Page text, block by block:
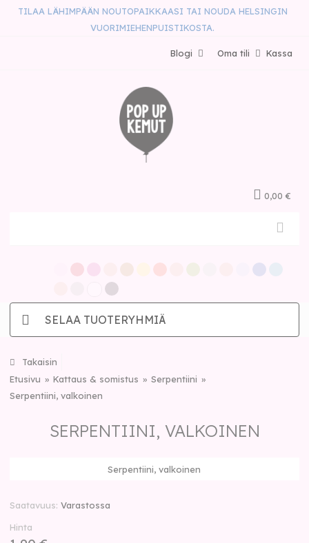
TILAA LÄHIMPÄÄN NOUTOPAIKKAASI TAI NOUDA HELSINGIN
VUORIMIEHENPUISTIKOSTA.
Kassa
Oma tili
Blogi
0,00 €
SELAA TUOTERYHMIÄ
Takaisin
Etusivu
Kattaus & somistus
Serpentiini
Serpentiini, valkoinen
SERPENTIINI, VALKOINEN
Serpentiini, valkoinen
Saatavuus Varastossa
Hinta